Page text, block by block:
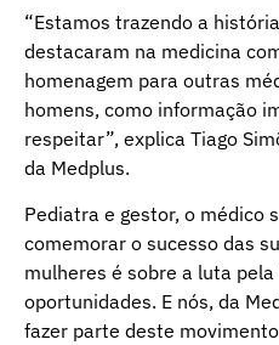
“Estamos trazendo a
destacaram na medicina
homenagem para outras
homens, como informação
respeitar”, explica Tiago
da Medplus.
Pediatra e gestor, o médico
comemorar o sucesso das
mulheres é sobre a luta pela
oportunidades. E nós, da
fazer parte deste